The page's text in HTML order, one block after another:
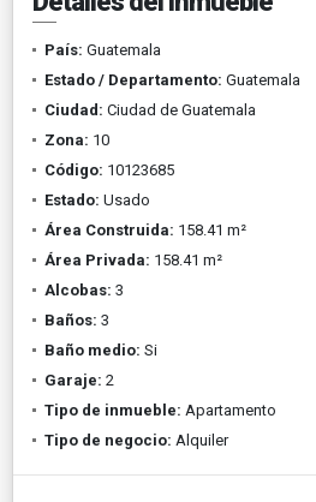
País: Guatemala
Estado / Departamento: Guatemala
Ciudad: Ciudad de Guatemala
Zona: 10
Código: 10123685
Estado: Usado
Área Construida: 158.41 m²
Área Privada: 158.41 m²
Alcobas: 3
Baños: 3
Baño medio: Si
Garaje: 2
Tipo de inmueble: Apartamento
Tipo de negocio: Alquiler